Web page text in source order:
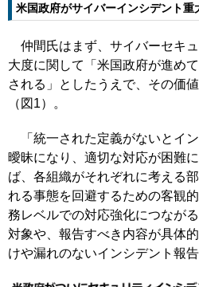
米国政府がサイバーインシデント
仲間氏はまず、サイバーセキ
大度に関して「米国政府が進め
される」としたうえで、その価
（図1）。
「統一された定義がないとイ
曖昧になり、適切な対応が困難
ば、各組織がそれぞれに考える
れる事態を回避するための客観
務レベルでの対応強化につなが
対象や、報告すべき内容が具体
けや漏れのないインシデント報告